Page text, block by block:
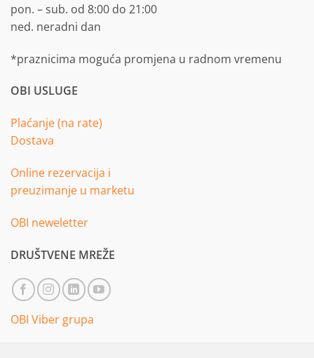
pon. – sub. od 8:00 do 21:00
ned. neradni dan
*praznicima moguća promjena u radnom vremenu
OBI USLUGE
Plaćanje (na rate)
Dostava
Online rezervacija i
preuzimanje u marketu
OBI neweletter
DRUŠTVENE MREŽE
OBI Viber grupa